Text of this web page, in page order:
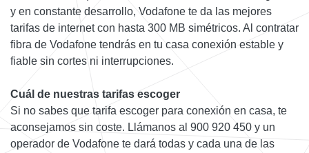
y en constante desarrollo, Vodafone te da las mejores
tarifas de internet con hasta 300 MB simétricos. Al contratar
fibra de Vodafone tendrás en tu casa conexión estable y
fiable sin cortes ni interrupciones.
Cuál de nuestras tarifas escoger
Si no sabes que tarifa escoger para conexión en casa, te
aconsejamos sin coste. Llámanos al 900 920 450 y un
operador de Vodafone te dará todas y cada una de las